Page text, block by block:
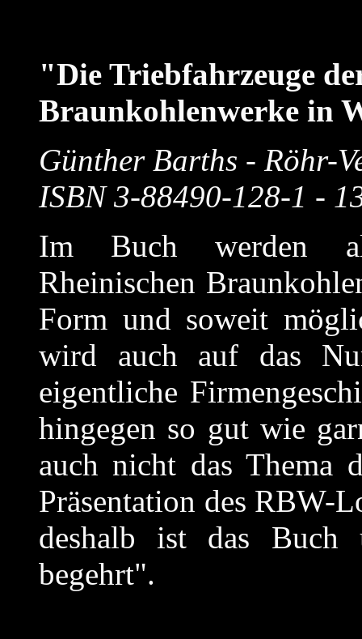
"Die Triebfahrzeuge
Braunkohlenwerke in
Günther Barths - Röhr-
ISBN 3-88490-128-1 -
Im Buch werden
Rheinischen
Form und soweit
wird auch auf das
eigentliche
hingegen so gut wie
auch nicht das Thema
Präsentation des RBW-
deshalb ist das Buch
begehrt".